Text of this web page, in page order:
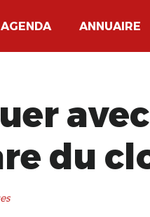
AGENDA ANNUAIRE
avec
du